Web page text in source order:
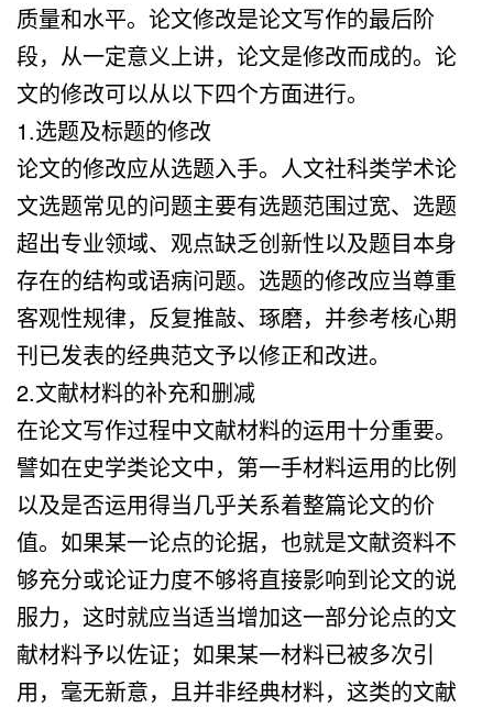
质量和水平。论文修改是论文写作的最后阶
段，从一定意义上讲，论文是修改而成的。论
文的修改可以从以下四个方面进行。
1.选题及标题的修改
论文的修改应从选题入手。人文社科类学术论
文选题常见的问题主要有选题范围过宽、选题
超出专业领域、观点缺乏创新性以及题目本身
存在的结构或语病问题。选题的修改应当尊重
客观性规律，反复推敲、琢磨，并参考核心期
刊已发表的经典范文予以修正和改进。
2.文献材料的补充和删减
在论文写作过程中文献材料的运用十分重要。
譬如在史学类论文中，第一手材料运用的比例
以及是否运用得当几乎关系着整篇论文的价
值。如果某一论点的论据，也就是文献资料不
够充分或论证力度不够将直接影响到论文的说
服力，这时就应当适当增加这一部分论点的文
献材料予以佐证；如果某一材料已被多次引
用，毫无新意，且并非经典材料，这类的文献